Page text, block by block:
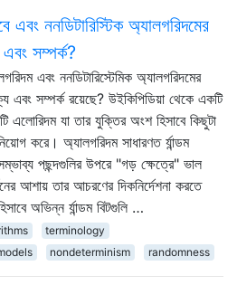
এবং ননডিটারিস্টিক অ্যালগরিদমের
সম্পর্ক?
এবং ননডিটারিস্টেমিক অ্যালগরিদমের
এবং সম্পর্ক রয়েছে? উইকিপিডিয়া থেকে একটি
যা তার যুক্তির অংশ হিসাবে কিছুটা
করে। অ্যালগরিদম সাধারণত র্যান্ডম
পছন্দগুলির উপরে "গড় ক্ষেত্রে" ভাল
আশায় তার আচরণের দিকনির্দেশনা করতে
অভিন্ন র্যান্ডম বিটগুলি …
terminology
nondeterminism randomness